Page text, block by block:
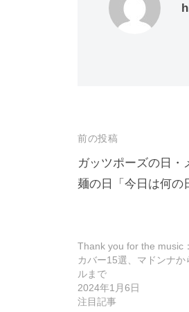
投
稿
ナ
ー
シ
ョ
前の投稿
ガッツポーズの日・
麺の日「今日は何の
Thank you for the music
カバー15選、マドンナか
ルまで
2024年1月6日
注目記事